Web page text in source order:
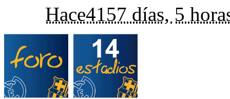
Hace4157 días, 5